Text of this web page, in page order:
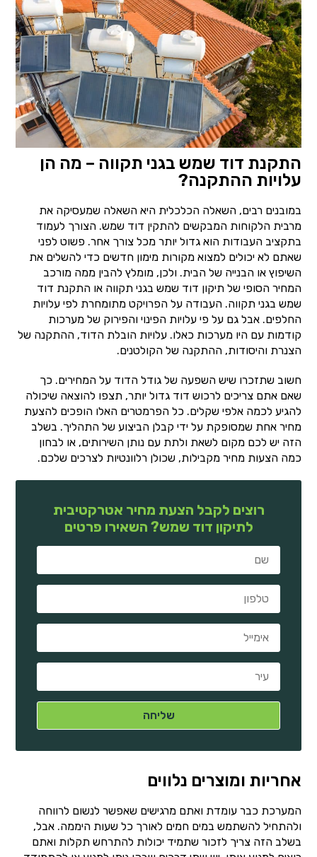
התקנת דוד שמש בגני תקווה – מה הן
עלויות ההתקנה?
במובנים רבים, השאלה הכלכלית היא השאלה שמעסיקה את
מרבית הלקוחות המבקשים להתקין דוד שמש. הצורך לעמוד
בתקציב העבודות הוא גדול יותר מכל צורך אחר. פשוט לפני
שאתם לא יכולים למצוא מקורות מימון חדשים כדי להשלים את
השיפוץ או הבנייה של הבית. ולכן, מומלץ להבין ממה מורכב
המחיר הסופי של תיקון דוד שמש בגני תקווה או התקנת דוד
שמש בגני תקווה. העבודה על הפרויקט מתומחרת לפי עלויות
החלפים. אבל גם על פי עלויות הפינוי והפירוק של מערכות
קודמות עם היו מערכות כאלו. עלויות הובלת הדוד, ההתקנה של
הצנרת והיסודות, ההתקנה של הקולטנים.
חשוב שתזכרו שיש השפעה של גודל הדוד על המחירים. כך
שאם אתם צריכים לרכוש דוד גדול יותר, תצפו להוצאה שיכולה
להגיע לכמה אלפי שקלים. כל הפרמטרים האלו הופכים להצעת
מחיר אחת שמסופקת על ידי קבלן הביצוע של התהליך. בשלב
הזה יש לכם מקום לשאת ולתת עם נותן השירותים, או לבחון
כמה הצעות מחיר מקבילות, שכולן רלוונטיות לצרכים שלכם.
רוצים לקבל הצעת מחיר אטרקטיבית
לתיקון דוד שמש? השאירו פרטים
אחריות ומוצרים נלווים
המערכת כבר עומדת ואתם מרגישים שאפשר לנשום לרווחה
ולהתחיל להשתמש במים חמים לאורך כל שעות היממה. אבל,
בשלב הזה צריך לזכור שתמיד יכולות להתרחש תקלות ואתם